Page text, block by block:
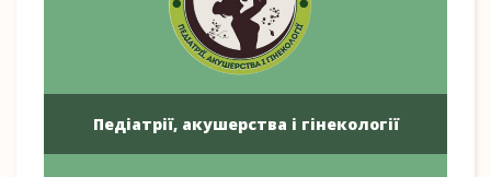
Педіатрії, акушерства і гінекології